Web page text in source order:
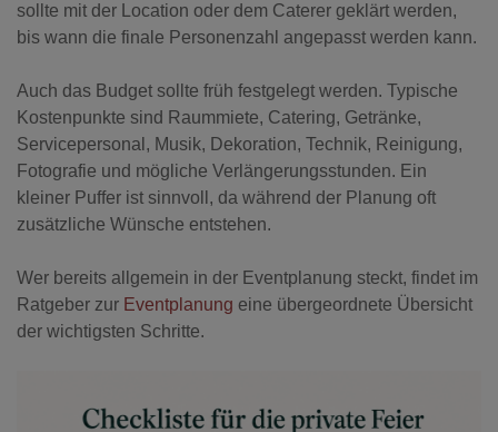
sollte mit der Location oder dem Caterer geklärt werden,
bis wann die finale Personenzahl angepasst werden kann.
Auch das Budget sollte früh festgelegt werden. Typische
Kostenpunkte sind Raummiete, Catering, Getränke,
Servicepersonal, Musik, Dekoration, Technik, Reinigung,
Fotografie und mögliche Verlängerungsstunden. Ein
kleiner Puffer ist sinnvoll, da während der Planung oft
zusätzliche Wünsche entstehen.
Wer bereits allgemein in der Eventplanung steckt, findet im
Ratgeber zur Eventplanung eine übergeordnete Übersicht
der wichtigsten Schritte.